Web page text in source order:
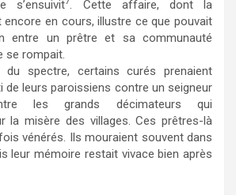
s’ensuivit . Cette affaire, dont la
en cours, illustre ce que pouvait
entre un prêtre et sa communauté
se rompait.
du spectre, certains curés prenaient
de leurs paroissiens contre un seigneur
les grands décimateurs qui
la misère des villages. Ces prêtres-là
vénérés. Ils mouraient souvent dans
leur mémoire restait vivace bien après